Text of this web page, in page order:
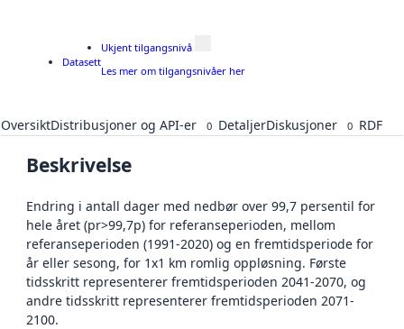
Datasett
Ukjent tilgangsnivå
Les mer om tilgangsnivåer her
OversiktDistribusjoner og API-er 0 DetaljerDiskusjoner 0 RDF
Beskrivelse
Endring i antall dager med nedbør over 99,7 persentil for
hele året (pr>99,7p) for referanseperioden, mellom
referanseperioden (1991-2020) og en fremtidsperiode for
år eller sesong, for 1x1 km romlig oppløsning. Første
tidsskritt representerer fremtidsperioden 2041-2070, og
andre tidsskritt representerer fremtidsperioden 2071-
2100.